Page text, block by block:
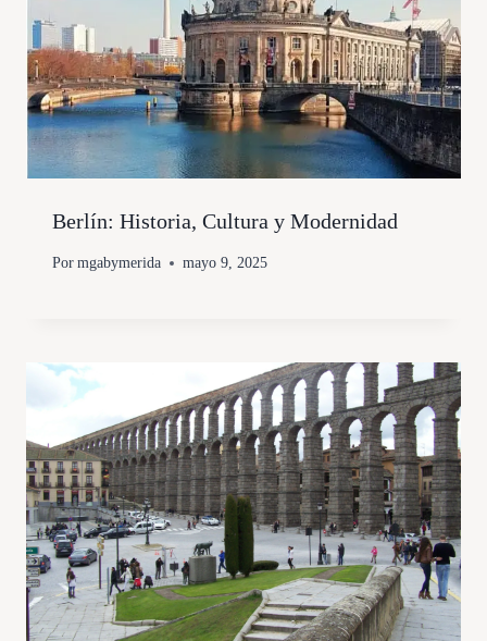
Berlín: Historia, Cultura y Modernidad
Por mgabymerida mayo 9, 2025